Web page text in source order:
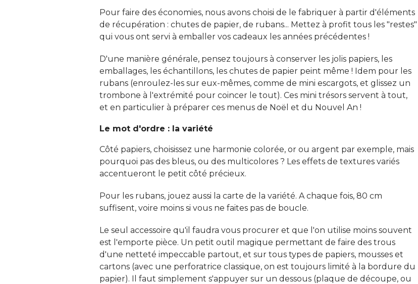
Pour faire des économies, nous avons choisi de le fabriquer à partir d'éléments
de récupération : chutes de papier, de rubans... Mettez à profit tous les "restes"
qui vous ont servi à emballer vos cadeaux les années précédentes !
D'une manière générale, pensez toujours à conserver les jolis papiers, les
emballages, les échantillons, les chutes de papier peint même ! Idem pour les
rubans (enroulez-les sur eux-mêmes, comme de mini escargots, et glissez un
trombone à l'extrémité pour coincer le tout). Ces mini trésors servent à tout,
et en particulier à préparer ces menus de Noël et du Nouvel An !
Le mot d'ordre : la variété
Côté papiers, choisissez une harmonie colorée, or ou argent par exemple, mais
pourquoi pas des bleus, ou des multicolores ? Les effets de textures variés
accentueront le petit côté précieux.
Pour les rubans, jouez aussi la carte de la variété. A chaque fois, 80 cm
suffisent, voire moins si vous ne faites pas de boucle.
Le seul accessoire qu'il faudra vous procurer et que l'on utilise moins souvent
est l'emporte pièce. Un petit outil magique permettant de faire des trous
d'une netteté impeccable partout, et sur tous types de papiers, mousses et
cartons (avec une perforatrice classique, on est toujours limité à la bordure du
papier). Il faut simplement s'appuyer sur un dessous (plaque de découpe, ou